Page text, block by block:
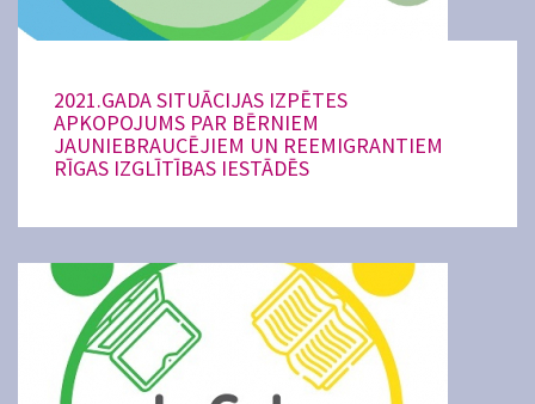
2021.GADA SITUĀCIJAS IZPĒTES
APKOPOJUMS PAR BĒRNIEM
JAUNIEBRAUCĒJIEM UN REEMIGRANTIEM
RĪGAS IZGLĪTĪBAS IESTĀDĒS